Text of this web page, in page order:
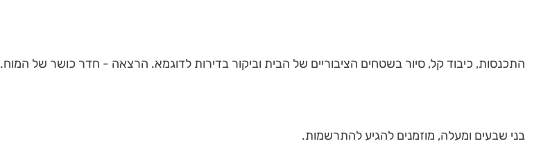
התכנסות, כיבוד קל, סיור בשטחים הציבוריים של הבית וביקור בדירות לדוגמא. הרצאה - חדר כושר של המוח.
בני שבעים ומעלה, מוזמנים להגיע להתרשמות.